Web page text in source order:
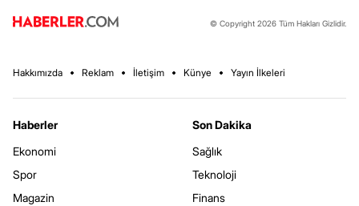
© Copyright 2026 Tüm Hakları Gizlidir.
Hakkımızda Reklam İletişim Künye Yayın İlkeleri
Haberler
Ekonomi
Spor
Magazin
Son Dakika
Sağlık
Teknoloji
Finans